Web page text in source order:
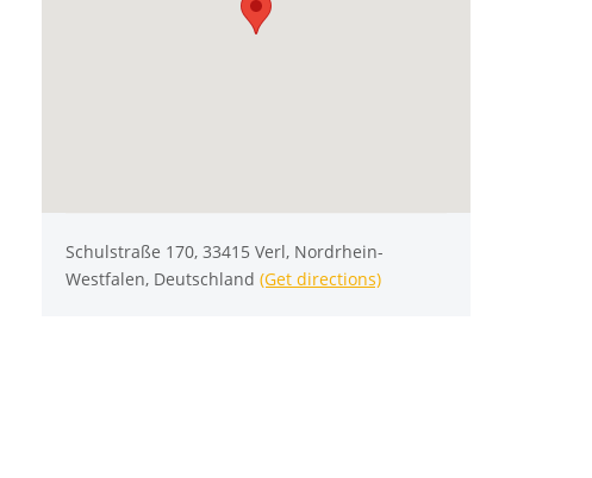
Schulstraße 170, 33415 Verl, Nordrhein-
Westfalen, Deutschland (Get directions)